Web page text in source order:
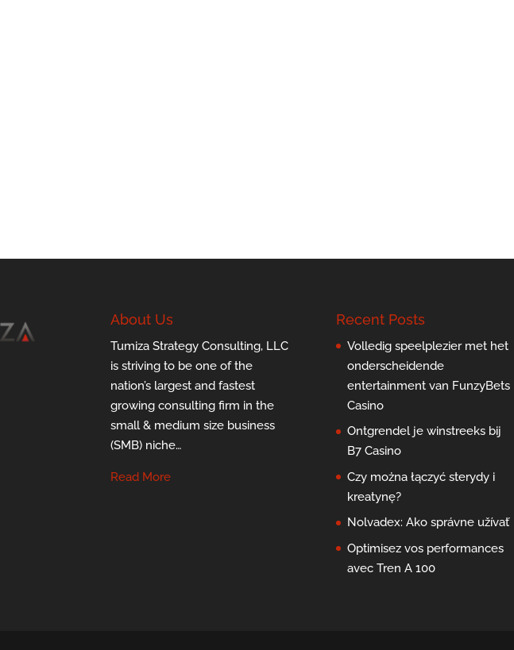
About Us
Tumiza Strategy Consulting, LLC
is striving to be one of the
nation’s largest and fastest
growing consulting firm in the
small & medium size business
(SMB) niche…
Read More
Recent Posts
Volledig speelplezier met het
onderscheidende
entertainment van FunzyBets
Casino
Ontgrendel je winstreeks bij
B7 Casino
Czy można łączyć sterydy i
kreatynę?
Nolvadex: Ako správne užívať
Optimisez vos performances
avec Tren A 100